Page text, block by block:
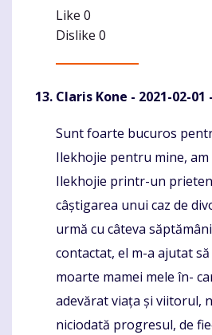
Like 0
Dislike 0
Claris Kone - 2021-02-01
Komentaras
Sunt foarte bucuros
Ilekhojie pentru mine,
Ilekhojie printr-un
câștigarea unui caz de
urmă cu câteva
contactat, el m-a ajutat
moarte mamei mele în-
adevărat viața și viitorul,
niciodată progresul, de